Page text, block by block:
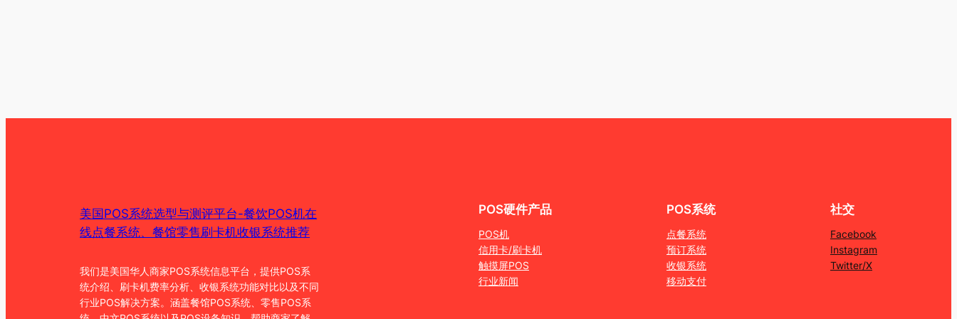
美国POS系统选型与测评平台-餐饮POS机在
线点餐系统、餐馆零售刷卡机收银系统推荐
我们是美国华人商家POS系统信息平台，提供POS系
统介绍、刷卡机费率分析、收银系统功能对比以及不同
行业POS解决方案。涵盖餐馆POS系统、零售POS系
POS硬件产品
POS机
信用卡/刷卡机
触摸屏POS
行业新闻
POS系统
点餐系统
预订系统
收银系统
移动支付
社交
Facebook
Instagram
Twitter/X